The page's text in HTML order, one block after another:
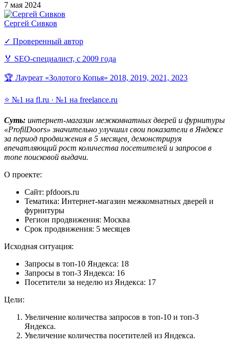
7 мая 2024
Сергей Сивков
✓ Проверенный автор
🏅 SEO-специалист, с 2009 года
🏆 Лауреат «Золотого Копья» 2018, 2019, 2021, 2023
⭐ №1 на fl.ru · №1 на freelance.ru
Суть: интернет-магазин межкомнатных дверей и фурнитуры
«ProfilDoors» значительно улучшил свои показатели в Яндексе
за период продвижения в 5 месяцев, демонстрируя
впечатляющий рост количества посетителей и запросов в
топе поисковой выдачи.
О проекте:
Сайт: pfdoors.ru
Тематика: Интернет-магазин межкомнатных дверей и
фурнитуры
Регион продвижения: Москва
Срок продвижения: 5 месяцев
Исходная ситуация:
Запросы в топ-10 Яндекса: 18
Запросы в топ-3 Яндекса: 16
Посетители за неделю из Яндекса: 17
Цели:
Увеличение количества запросов в топ-10 и топ-3
Яндекса.
Увеличение количества посетителей из Яндекса.